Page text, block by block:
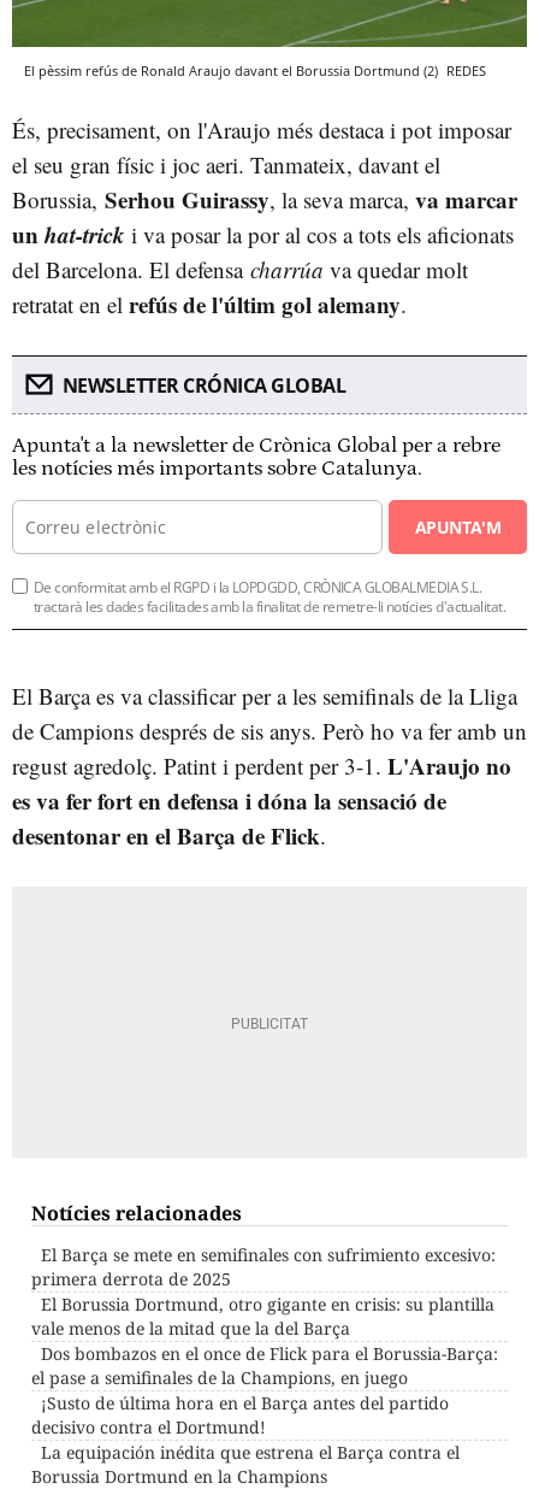
El pèssim refús de Ronald Araujo davant el Borussia Dortmund (2) REDES
És, precisament, on l'Araujo més destaca i pot imposar
el seu gran físic i joc aeri. Tanmateix, davant el
Borussia, Serhou Guirassy, la seva marca, va marcar
unhat-trick i va posar la por al cos a tots els aficionats
del Barcelona. El defensa charrúa va quedar molt
retratat en el refús de l'últim gol alemany.
NEWSLETTER CRÓNICA GLOBAL
Apunta't a la newsletter de Crònica Global per a rebre
les notícies més importants sobre Catalunya.
APUNTA'M
De conformitat amb el RGPD i la LOPDGDD, CRÒNICA GLOBALMEDIA S.L.
tractarà les dades facilitades amb la finalitat de remetre-li notícies d'actualitat.
El Barça es va classificar per a les semifinals de la Lliga
de Campions després de sis anys. Però ho va fer amb un
regust agredolç. Patint i perdent per 3-1. L'Araujo no
es va fer fort en defensa i dóna la sensació de
desentonar en el Barça de Flick.
Notícies relacionades
El Barça se mete en semifinales con sufrimiento excesivo:
primera derrota de 2025
El Borussia Dortmund, otro gigante en crisis: su plantilla
vale menos de la mitad que la del Barça
Dos bombazos en el once de Flick para el Borussia-Barça:
el pase a semifinales de la Champions, en juego
¡Susto de última hora en el Barça antes del partido
decisivo contra el Dortmund!
La equipación inédita que estrena el Barça contra el
Borussia Dortmund en la Champions